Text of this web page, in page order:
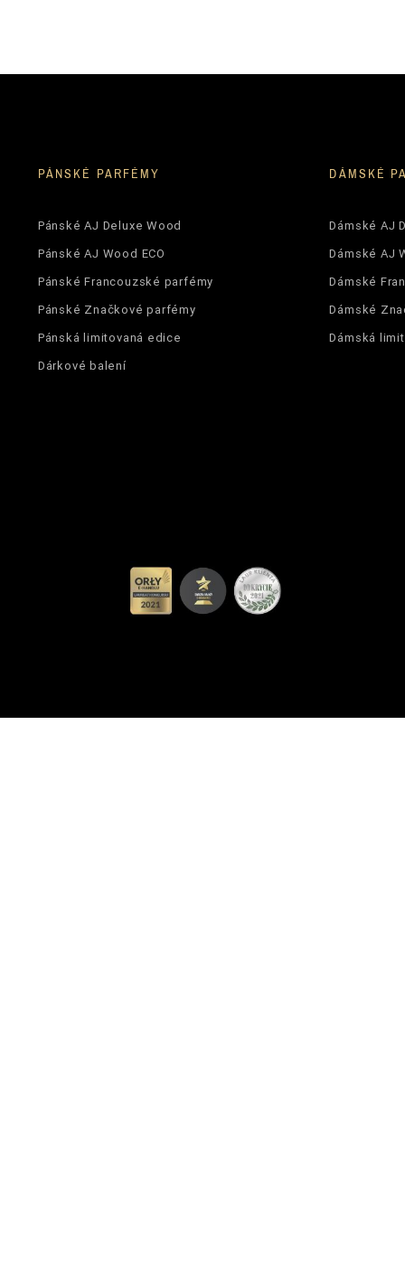
PÁNSKÉ PARFÉMY
Pánské AJ Deluxe Wood
Pánské AJ Wood ECO
Pánské Francouzské parfémy
Pánské Značkové parfémy
Pánská limitovaná edice
Dárkové balení
DÁMSKÉ
Dámské AJ
Dámské AJ
Dámské
Dámské
Dámská